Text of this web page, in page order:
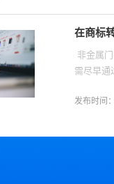
在商标
需尽早通
发布时间